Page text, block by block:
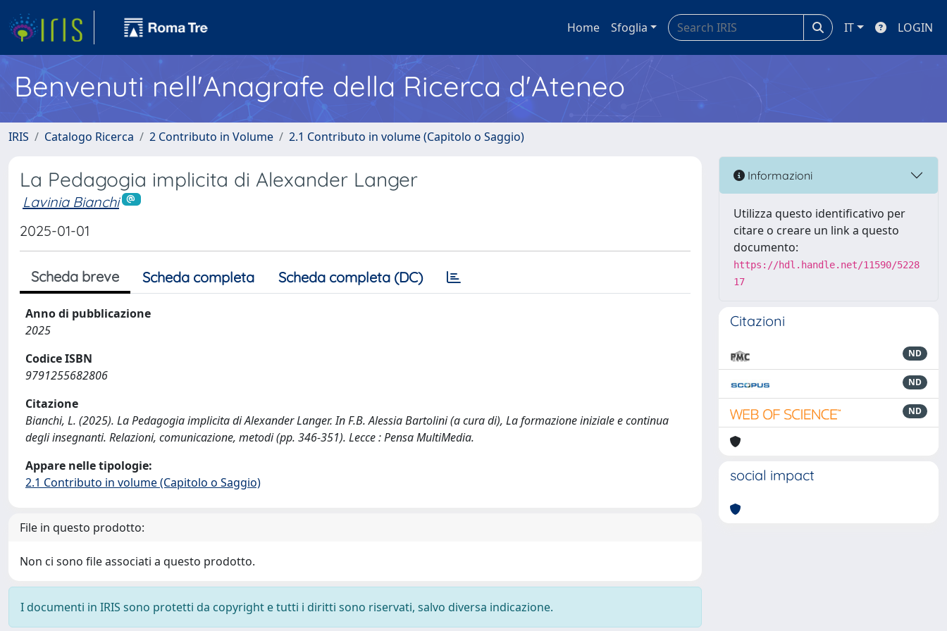
Home Sfoglia IT LOGIN
Benvenuti nell'Anagrafe della Ricerca d'Ateneo
IRIS Catalogo Ricerca 2 Contributo in Volume 2.1 Contributo in volume (Capitolo o Saggio)
La Pedagogia implicita di Alexander Langer
Lavinia Bianchi
2025-01-01
Scheda breve Scheda completa Scheda completa (DC)
Anno di pubblicazione
2025
Codice ISBN
9791255682806
Citazione
Bianchi, L. (2025). La Pedagogia implicita di Alexander Langer. In F.B. Alessia Bartolini (a cura di), La formazione iniziale e continua
degli insegnanti. Relazioni, comunicazione, metodi (pp. 346-351). Lecce : Pensa MultiMedia.
Appare nelle tipologie:
2.1 Contributo in volume (Capitolo o Saggio)
File in questo prodotto:
Non ci sono file associati a questo prodotto.
I documenti in IRIS sono protetti da copyright e tutti i diritti sono riservati, salvo diversa indicazione.
Informazioni
Utilizza questo identificativo per
citare o creare un link a questo
documento:
https://hdl.handle.net/11590/5228
17
Citazioni
ND
ND
ND
social impact